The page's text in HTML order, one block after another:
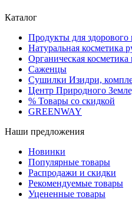
Каталог
Продукты для здорового
Натуральная косметика
Органическая
Саженцы
Сушилки Изидри,
Центр Природного
% Товары со скидкой
GREENWAY
Наши предложения
Новинки
Популярные товары
Распродажи и скидки
Рекомендуемые товары
Уцененные товары